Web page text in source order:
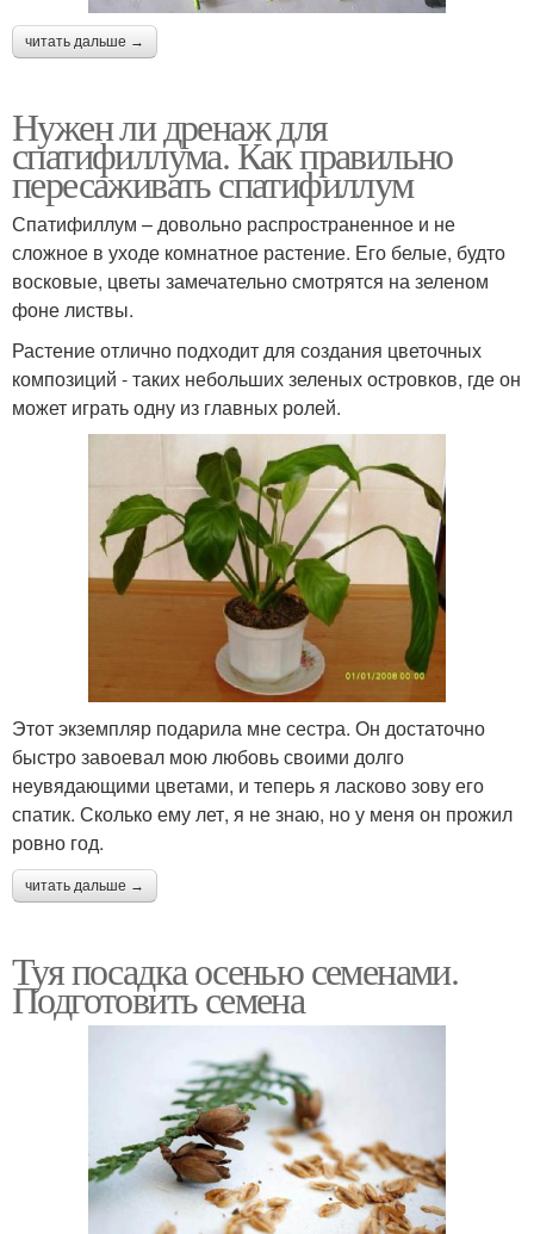
читать дальше →
Нужен ли дренаж для
спатифиллума. Как правильно
пересаживать спатифиллум
Спатифиллум – довольно распространенное и не
сложное в уходе комнатное растение. Его белые, будто
восковые, цветы замечательно смотрятся на зеленом
фоне листвы.
Растение отлично подходит для создания цветочных
композиций - таких небольших зеленых островков, где он
может играть одну из главных ролей.
Этот экземпляр подарила мне сестра. Он достаточно
быстро завоевал мою любовь своими долго
неувядающими цветами, и теперь я ласково зову его
спатик. Сколько ему лет, я не знаю, но у меня он прожил
ровно год.
читать дальше →
Туя посадка осенью семенами.
Подготовить семена